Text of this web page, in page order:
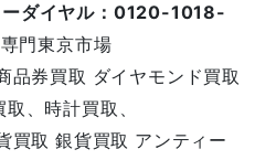
ーダイヤル：0120-1018-
門東京市場
品券買取 ダイヤモンド買取
、時計買取、
買取 銀貨買取 アンティー